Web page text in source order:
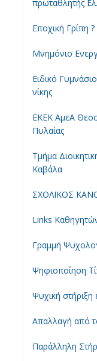
πρωταθλητής
Εποχική Γρίπη
Μνημόνιο
Ειδικό
νίκης
ΕΚΕΚ ΑμεΑ
Πυλαίας
Τμήμα
Καβάλα
ΣΧΟΛΙΚΟΣ
Links
Γραμμή
Ψηφιοποίηση
Ψυχική
Απαλλαγή από
Παράλληλη